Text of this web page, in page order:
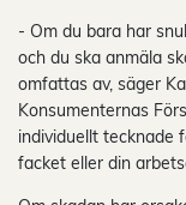
- Om du bara har
och du ska anmäla
omfattas av, säger
Konsumenternas
individuellt tecknade
facket eller din